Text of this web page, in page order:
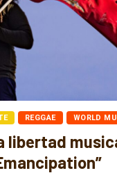
REGGAE WORLD
libertad